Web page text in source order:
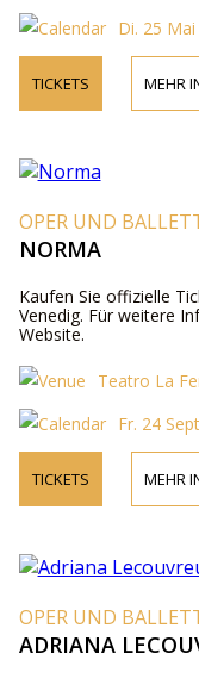
Di. 25
TICKETS MEHR
OPER UND
NORMA
Kaufen Sie offizielle
Venedig. Für weitere
Website.
Teatro La
Fr. 24
TICKETS MEHR
OPER UND
ADRIANA